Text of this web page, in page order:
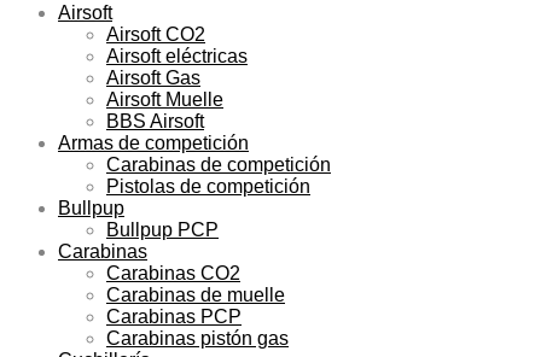
Airsoft
Airsoft CO2
Airsoft eléctricas
Airsoft Gas
Airsoft Muelle
BBS Airsoft
Armas de competición
Carabinas de competición
Pistolas de competición
Bullpup
Bullpup PCP
Carabinas
Carabinas CO2
Carabinas de muelle
Carabinas PCP
Carabinas pistón gas